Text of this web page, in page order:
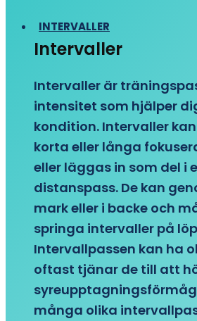
INTERVALLER
Intervaller
Intervaller är
intensitet som hjälper
kondition. Intervaller
korta eller långa
eller läggas in som del i
distanspass. De kan
mark eller i backe och
springa intervaller på
Intervallpassen kan ha
oftast tjänar de till att
många olika